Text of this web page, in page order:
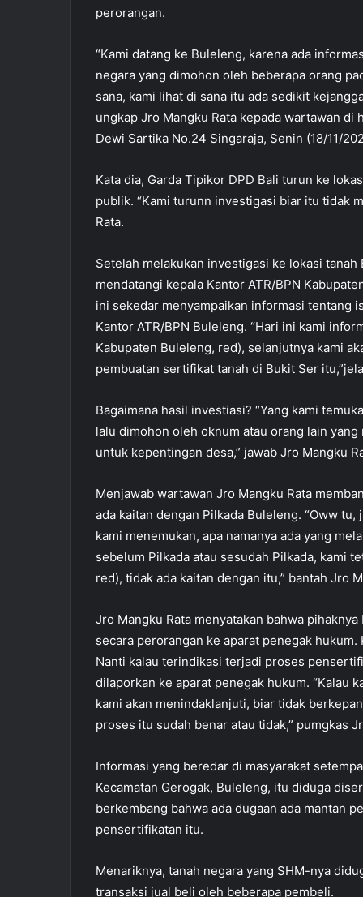
perorangan.
“Kami datang ke Buleleng, karena ada
negara yang dimohon oleh beberapa orang
sana, kami lihat di sana itu ada sedikit
ungkap Jro Mangku Rata kepada wartawan di
Dewi Sartika No.24 Singaraja, Senin (18/11/
Kata dia, Garda Tipikor DPD Bali turun ke
publik. “Kami turunn investigasi biar itu tidak
Rata.
Setelah melakukan investigasi ke lokasi
mendatangi kepala Kantor ATR/BPN
ini sekedar menyampaikan informasi tentang
Kantor ATR/BPN Buleleng. “Hari ini kami
Kabupaten Buleleng, red), selanjutnya kami
pembuatan sertifikat tanah di Bukit Ser
Bagaimana hasil investiasi? “Yang kami
lalu dimohon oleh oknum atau orang lain
untuk kepentingan desa,” jawab Jro Mangku
Menjawab wartawan Jro Mangku Rata
ada kaitan dengan Pilkada Buleleng. “Oww
kami menemukan, apa namanya ada yang
sebelum Pilkada atau sesudah Pilkada, kami
red), tidak ada kaitan dengan itu,” bantah Jro
Jro Mangku Rata menyatakan bahwa
secara perorangan ke aparat penegak
Nanti kalau terindikasi terjadi proses
dilaporkan ke aparat penegak hukum. “Kalau
kami akan menindaklanjuti, biar tidak
proses itu sudah benar atau tidak,” pumgkas
Informasi yang beredar di masyarakat
Kecamatan Gerogak, Buleleng, itu diduga
berkembang bahwa ada dugaan ada mantan
pensertifikatan itu.
Menariknya, tanah negara yang SHM-nya
transaksi jual beli oleh beberapa pembeli.